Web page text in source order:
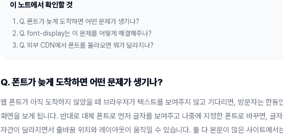
이 노트에서 확인할 것
Q. 폰트가 늦게 도착하면 어떤 문제가 생기나?
Q. font-display는 이 문제를 어떻게 해결해주나?
Q. 외부 CDN에서 폰트를 불러오면 뭐가 달라지나?
Q. 폰트가 늦게 도착하면 어떤 문제가 생기나?
웹 폰트가 아직 도착하지 않았을 때 브라우저가 텍스트를 보여주지 않고 기다리면, 방문자는 한동
화면을 보게 됩니다. 반대로 대체 폰트로 먼저 글자를 보여주고 나중에 지정한 폰트로 바꾸면, 글
자간이 달라지면서 줄바꿈 위치와 레이아웃이 움직일 수 있습니다. 둘 다 본문이 많은 사이트에서